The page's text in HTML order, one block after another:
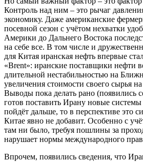
Контроль над ним – это рычаг
экономику. Даже американские
посевной сезон с учётом нехватки
Америки до Дальнего Востока
на себе все. В том числе и
для Китая иранская нефть впервые
«Brent»: иранские поставщики нефти
длительной нестабильностью на
увеличения стоимости своего сырья
Выводы пока делать рано (появились
готов поставить Ирану новые
пойдёт дальше, то в перспективе это
Китае явно не добавит. Особенно с
там ни было, требуя пошлины за
нарушает нормы международного
Впрочем, появились сведения, что